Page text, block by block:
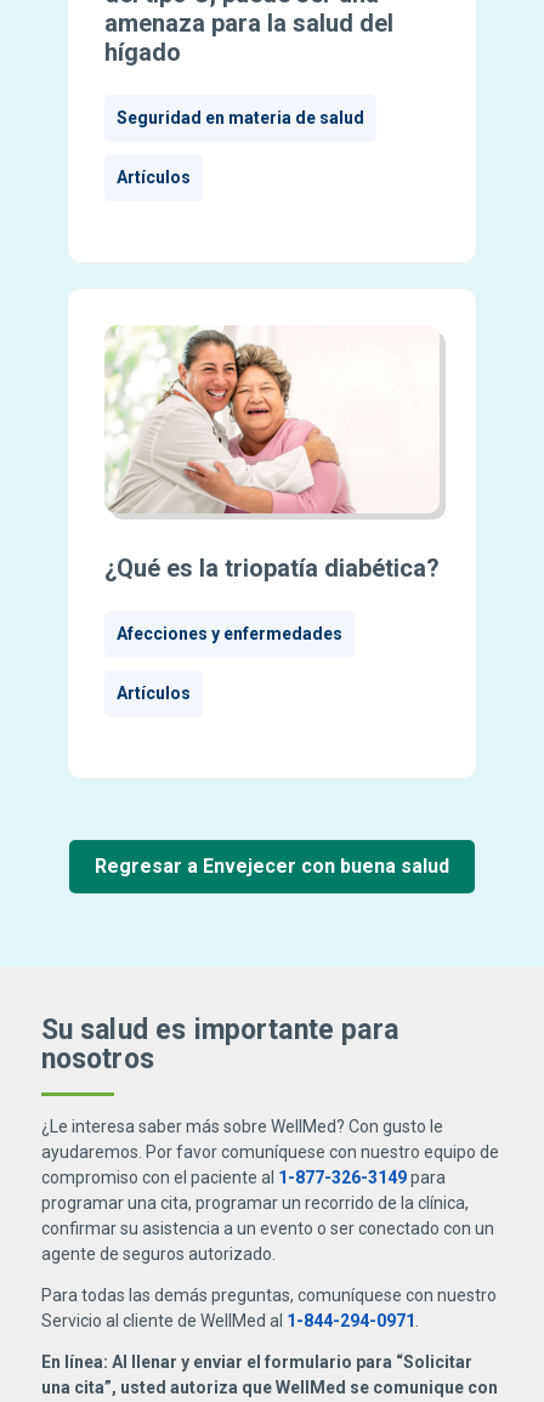
amenaza para la salud del
hígado
Seguridad en materia de salud
Artículos
¿Qué es la triopatía diabética?
Afecciones y enfermedades
Artículos
Regresar a Envejecer con buena salud
Su salud es importante para
nosotros
¿Le interesa saber más sobre WellMed? Con gusto le
ayudaremos. Por favor comuníquese con nuestro equipo de
compromiso con el paciente al 1-877-326-3149para
programar una cita, programar un recorrido de la clínica,
confirmar su asistencia a un evento o ser conectado con un
agente de seguros autorizado.
Para todas las demás preguntas, comuníquese con nuestro
Servicio al cliente de WellMed al 1-844-294-0971.
En línea: Al llenar y enviar el formulario para “Solicitar
una cita”, usted autoriza que WellMed se comunique con